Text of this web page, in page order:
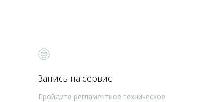
Запись на сервис
Пройдите регламентное техническое